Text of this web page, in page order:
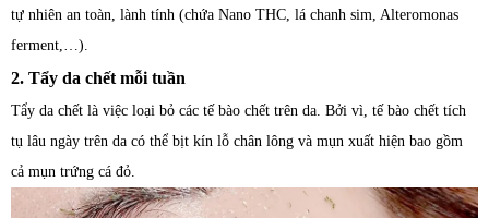
tự nhiên an toàn, lành tính (chứa Nano THC, lá chanh sim, Alteromonas
ferment,…).
2. Tẩy da chết mỗi tuần
Tẩy da chết là việc loại bỏ các tế bào chết trên da. Bởi vì, tế bào chết tích
tụ lâu ngày trên da có thể bịt kín lỗ chân lông và mụn xuất hiện bao gồm
cả mụn trứng cá đỏ.